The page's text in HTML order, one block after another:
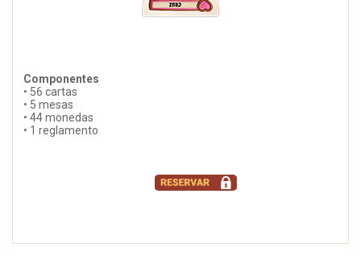
Componentes
• 56 cartas
• 5 mesas
• 44 monedas
• 1 reglamento